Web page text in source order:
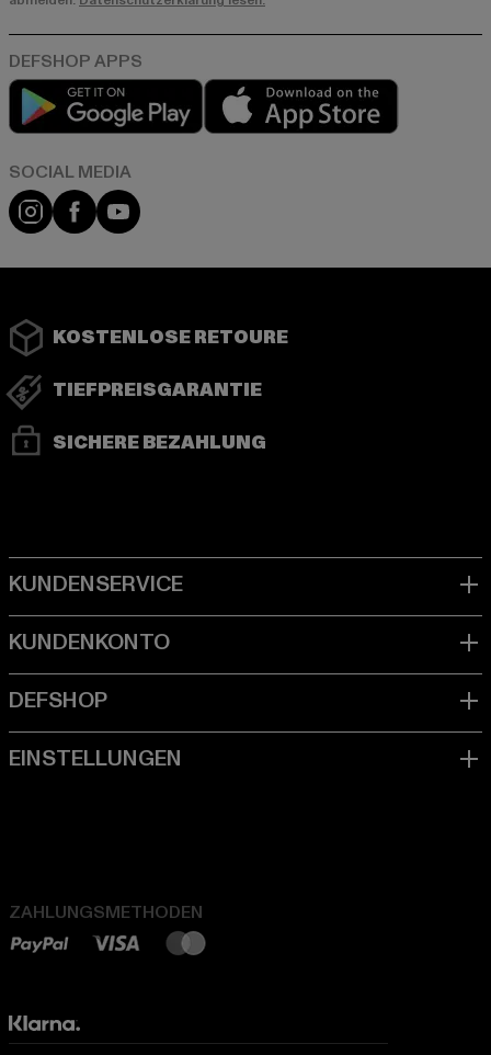
Play market
Instagram
FacebookYouTube
KOSTENLOSE RETOURE
TIEFPREISGARANTIE
SICHERE BEZAHLUNG
ZAHLUNGSMETHODEN